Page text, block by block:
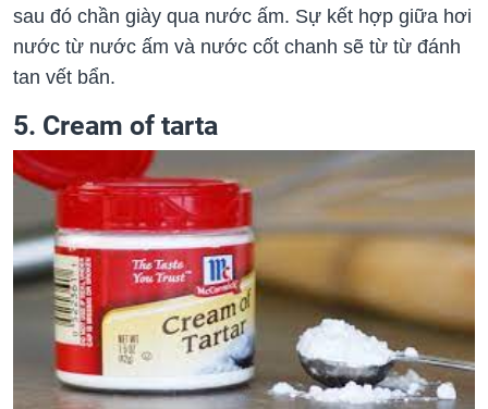
sau đó chần giày qua nước ấm. Sự kết hợp giữa hơi
nước từ nước ấm và nước cốt chanh sẽ từ từ đánh
tan vết bẩn.
5. Cream of tarta